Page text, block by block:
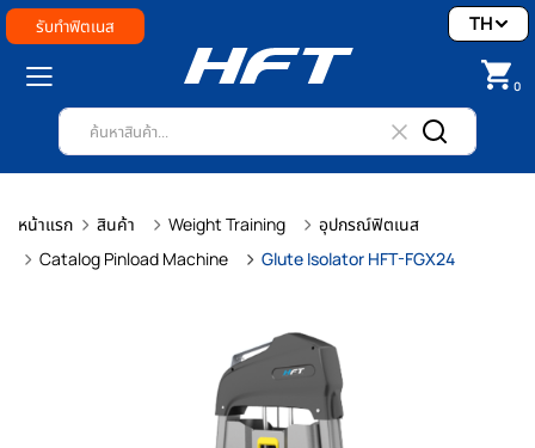
รับทำฟิตเนส
0
TH
หน้าแรก สินค้า Weight Training
อุปกรณ์ฟิตเนส
Catalog Pinload Machine
Glute Isolator HFT-FGX24